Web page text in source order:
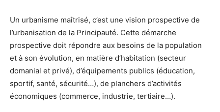
Un urbanisme maîtrisé, c’est une vision prospective de
l’urbanisation de la Principauté. Cette démarche
prospective doit répondre aux besoins de la population
et à son évolution, en matière d’habitation (secteur
domanial et privé), d’équipements publics (éducation,
sportif, santé, sécurité…), de planchers d’activités
économiques (commerce, industrie, tertiaire…).